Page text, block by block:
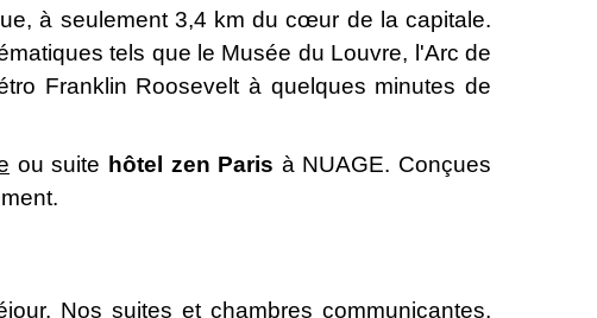
à seulement 3,4 km du cœur de la capitale.
tels que le Musée du Louvre, l'Arc de
Franklin Roosevelt à quelques minutes de
ou suite hôtel zen Paris à NUAGE. Conçues
Nos suites et chambres communicantes,